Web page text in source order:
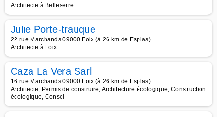
Architecte à Belleserre
Julie Porte-trauque
22 rue Marchands 09000 Foix (à 26 km de Esplas)
Architecte à Foix
Caza La Vera Sarl
16 rue Marchands 09000 Foix (à 26 km de Esplas)
Architecte, Permis de construire, Architecture écologique, Construction
écologique, Consei